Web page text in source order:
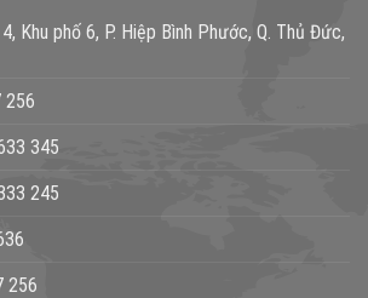
Khu phố 6, P. Hiệp Bình Phước, Q. Thủ Đức,
256
345
245
256